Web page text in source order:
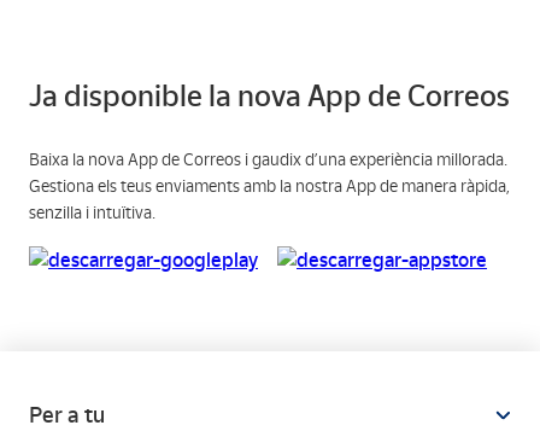
Ja disponible la nova App de Correos
Baixa la nova App de Correos i gaudix d’una experiència millorada.
Gestiona els teus enviaments amb la nostra App de manera ràpida,
senzilla i intuïtiva.
Per a tu